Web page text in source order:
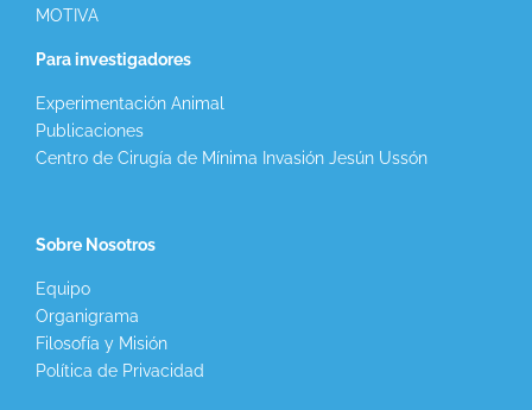
MOTIVA
Para investigadores
Experimentación Animal
Publicaciones
Centro de Cirugía de Mínima Invasión Jesún Ussón
Sobre Nosotros
Equipo
Organigrama
Filosofía y Misión
Política de Privacidad